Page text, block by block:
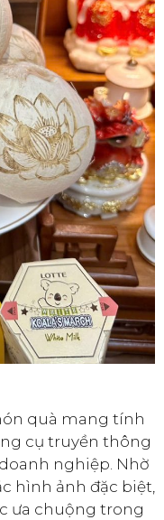
quà mang tính
cụ truyền thông
nghiệp. Nhờ
hình ảnh đặc biệt,
ưa chuộng trong